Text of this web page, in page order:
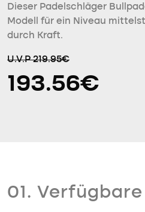
Dieser Padelschläger
Modell für ein Niveau
durch Kraft.
U.V.P 219.95€
193.56€
01.